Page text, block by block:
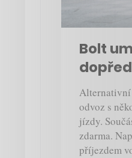
Bolt
Alternativní
odvoz s
jízdy.
zdarma.
příjezdem